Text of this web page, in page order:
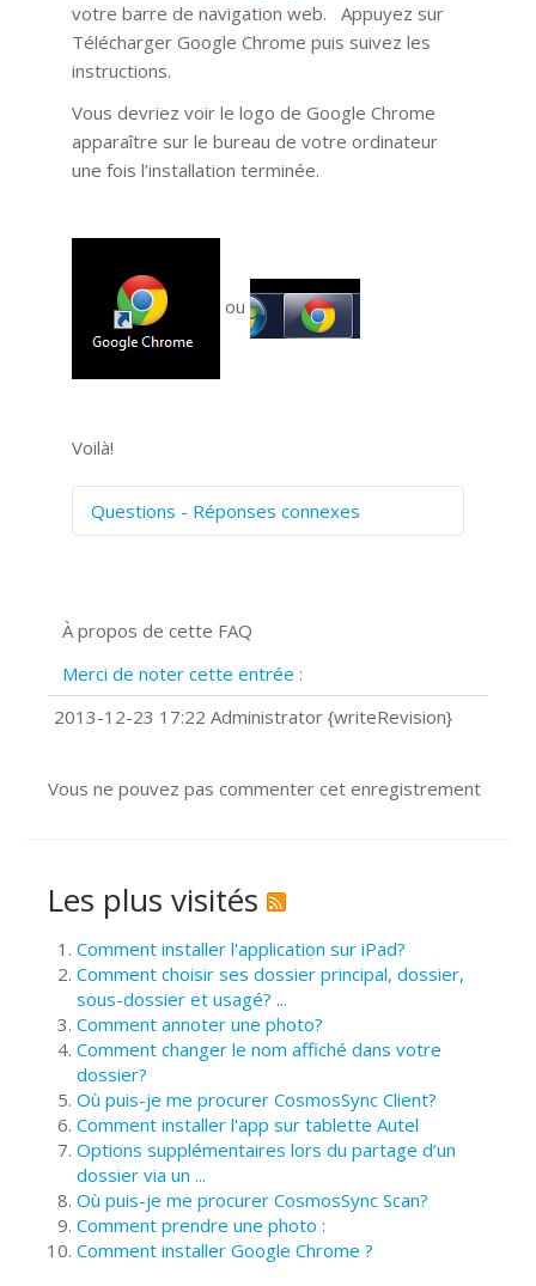
votre barre de navigation web. Appuyez sur
Télécharger Google Chrome puis suivez les
instructions.
Vous devriez voir le logo de Google Chrome
apparaître sur le bureau de votre ordinateur
une fois l’installation terminée.
ou
Voilà!
Questions - Réponses connexes
Prise de vue 360°
?
Comment accéder à votre compte
À propos de cette FAQ
Merci de noter cette entrée :
2013-12-23 17:22 Administrator {writeRevision}
Vous ne pouvez pas commenter cet enregistrement
Les plus visités
Comment installer l'application sur iPad?
Comment choisir ses dossier principal, dossier,
sous-dossier et usagé? ...
Comment annoter une photo?
Comment changer le nom affiché dans votre
dossier?
Où puis-je me procurer CosmosSync Client?
Comment installer l'app sur tablette Autel
Options supplémentaires lors du partage d’un
dossier via un ...
Où puis-je me procurer CosmosSync Scan?
Comment prendre une photo :
Comment installer Google Chrome ?